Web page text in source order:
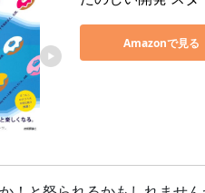
Amazonで見る